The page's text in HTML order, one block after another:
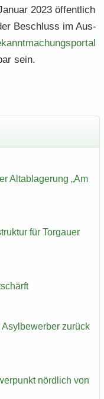
2023 öf­fent­lich
Be­schluss im Aus­
sein.
Alt­ab­la­ge­rung „Am
für Tor­gau­er
zu­rück
nörd­lich von